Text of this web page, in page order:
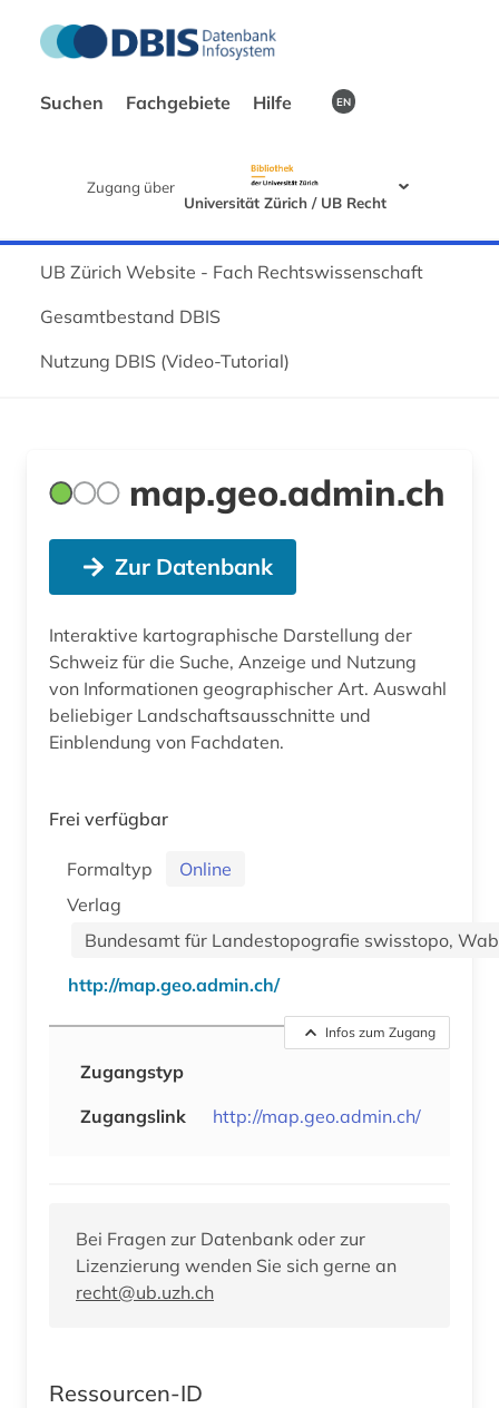
Suchen Fachgebiete Hilfe EN
Zugang über
Universität Zürich / UB Recht
UB Zürich Website - Fach Rechtswissenschaft
Gesamtbestand DBIS
Nutzung DBIS (Video-Tutorial)
map.geo.admin.ch
Zur Datenbank
Interaktive kartographische Darstellung der
Schweiz für die Suche, Anzeige und Nutzung
von Informationen geographischer Art. Auswahl
beliebiger Landschaftsausschnitte und
Einblendung von Fachdaten.
Frei verfügbar
Formaltyp
Online
Verlag
Bundesamt für Landestopografie swisstopo,
http://map.geo.admin.ch/
Infos zum Zugang
Zugangstyp
Zugangslink
http://map.geo.admin.ch/
Bei Fragen zur Datenbank oder zur
Lizenzierung wenden Sie sich gerne an
recht@ub.uzh.ch
Ressourcen-ID